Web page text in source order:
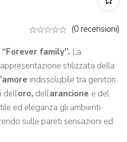
(0 recensioni)
family”. La
stilizzata della
indissolubile tra genitori
oro, dell’arancione e del
ed eleganza gli ambienti
sulle pareti sensazioni ed